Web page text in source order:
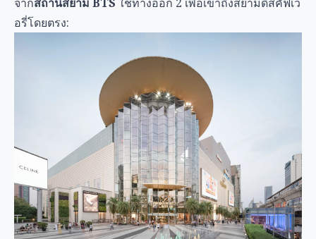
สถานีเชื่อมต่อกับศูนย์การค้าสยามพารากอนโดยตรง
เดินผ่านสยามพารากอนไปสยามดิสคัฟเวอรี่ (เชื่อมต่อกัน
ผ่านสกายวอล์ก)